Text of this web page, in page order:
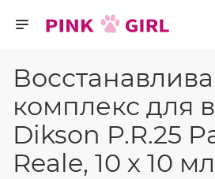
комплекс для
Dikson P.R.25
Reale, 10 х 10 мл